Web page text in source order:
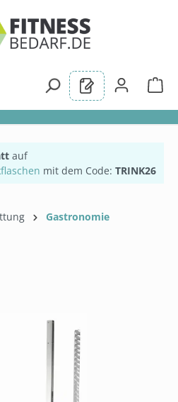
auf
mit dem Code: TRINK26
Gastronomie